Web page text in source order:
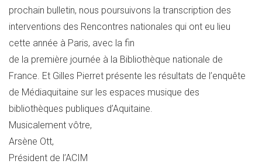
prochain bulletin, nous poursuivons la transcription des
interventions des Rencontres nationales qui ont eu lieu
cette année à Paris, avec la fin
de la première journée à la Bibliothèque nationale de
France. Et Gilles Pierret présente les résultats de l’enquête
de Médiaquitaine sur les espaces musique des
bibliothèques publiques d’Aquitaine.
Musicalement vôtre,
Arsène Ott,
Président de l’ACIM